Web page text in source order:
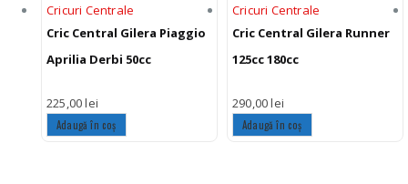
Cricuri Centrale
Cric Central Gilera Piaggio
Aprilia Derbi 50cc
225,00lei
Adaugă în coș
Cricuri Centrale
Cric Central Gilera Runner
125cc 180cc
290,00lei
Adaugă în coș